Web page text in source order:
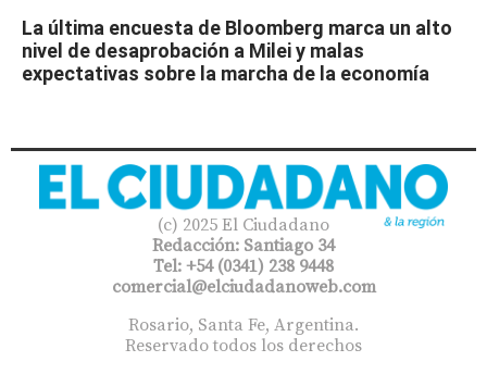
La última encuesta de Bloomberg marca un alto
nivel de desaprobación a Milei y malas
expectativas sobre la marcha de la economía
(c) 2025 El Ciudadano
Redacción: Santiago 34
Tel: +54 (0341) 238 9448
comercial@elciudadanoweb.com​
Rosario, Santa Fe, Argentina.
Reservado todos los derechos